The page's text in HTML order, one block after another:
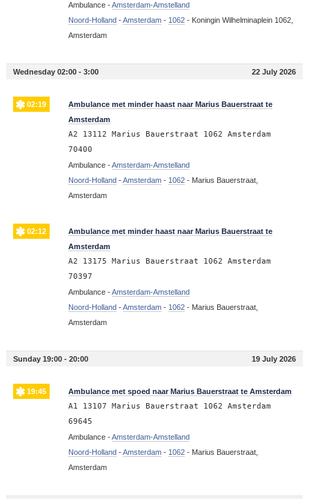
Ambulance -Amsterdam-Amstelland
Noord-Holland-Amsterdam- 1062- Koningin Wilhelminaplein 1062,
Amsterdam
Wednesday 02:00 - 3:00 22 July 2026
02:19
Ambulance met minder haast naar Marius Bauerstraat te
Amsterdam
A2 13112 Marius Bauerstraat 1062 Amsterdam
70400
Ambulance -Amsterdam-Amstelland
Noord-Holland-Amsterdam- 1062- Marius Bauerstraat,
Amsterdam
02:12
Ambulance met minder haast naar Marius Bauerstraat te
Amsterdam
A2 13175 Marius Bauerstraat 1062 Amsterdam
70397
Ambulance -Amsterdam-Amstelland
Noord-Holland-Amsterdam- 1062- Marius Bauerstraat,
Amsterdam
Sunday 19:00 - 20:00 19 July 2026
19:45 Ambulance met spoed naar Marius Bauerstraat te Amsterdam
A1 13107 Marius Bauerstraat 1062 Amsterdam
69645
Ambulance -Amsterdam-Amstelland
Noord-Holland-Amsterdam- 1062- Marius Bauerstraat,
Amsterdam